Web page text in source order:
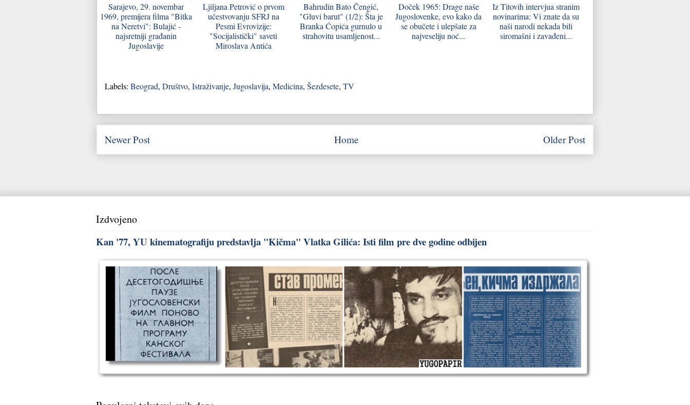
Sarajevo, 29. novembar
1969, premijera filma "Bitka
na Neretvi": Bulajić -
najsretniji građanin
Jugoslavije
Ljiljana Petrović o prvom
učestvovanju SFRJ na
Pesmi Evrovizije:
"Socijalistički" saveti
Miroslava Antića
Bahrudin Bato Čengić,
"Gluvi barut" (1/2): Šta je
Branka Ćopića gurnulo u
strahovitu usamljenost...
Doček 1965: Drage naše
Jugoslovenke, evo kako da
se obučete i ulepšate za
najveseliju noć...
Iz Titovih intervjua stranim
novinarima: Vi znate da su
naši narodi nekada bili
siromašni i zavađeni...
Labels: Beograd, Društvo, Istraživanje, Jugoslavija, Medicina, Šezdesete, TV
Newer Post Older Post
Home
Izdvojeno
Kan '77, YU kinematografiju predstavlja "Kičma" Vlatka Gilića: Isti film pre dve godine odbijen